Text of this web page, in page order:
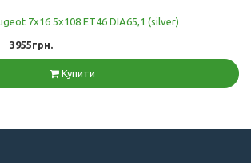
7x16 5x108 ET46 DIA65,1 (silver)
3955грн.
Купити